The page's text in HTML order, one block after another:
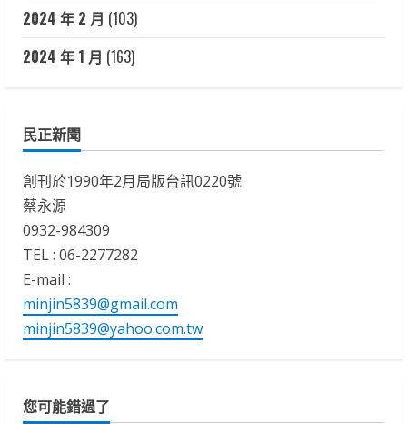
2024 年 2 月 (103)
2024 年 1 月 (163)
民正新聞
創刊於1990年2月局版台訊0220號
蔡永源
0932-984309
TEL : 06-2277282
E-mail :
minjin5839@gmail.com
minjin5839@yahoo.com.tw
您可能錯過了